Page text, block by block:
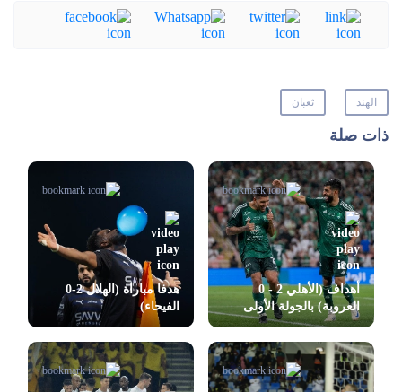
الهند ثعبان
ذات صلة
أهداف (الأهلي 2 - 0
العروبة) بالجولة الأولى
بدوري روشن
هدفا مباراة (الهلال 2-0
الفيحاء)